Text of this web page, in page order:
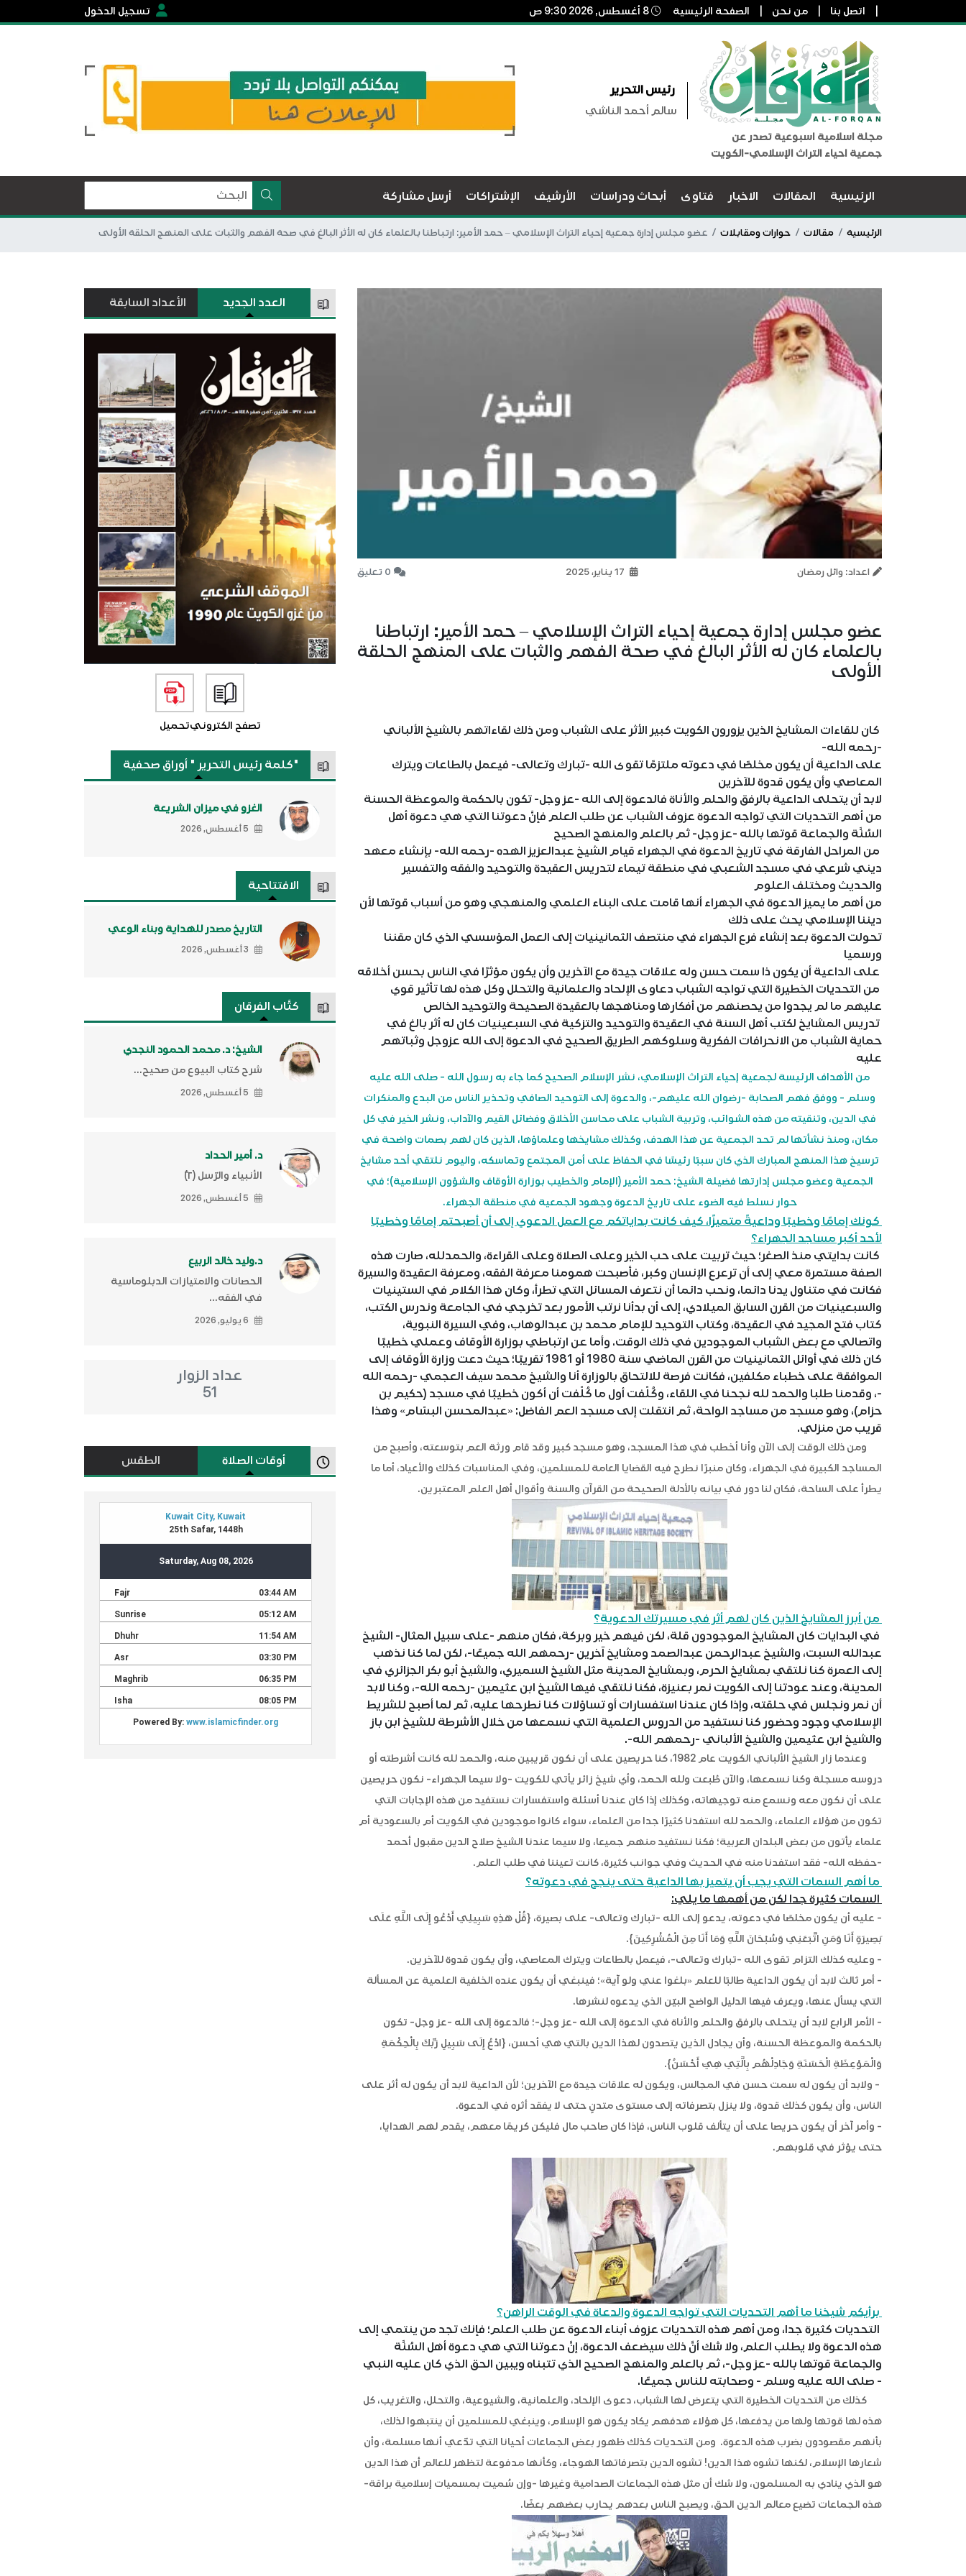
اتصل بنا من نحن الصفحة الرئيسية تسجيل الدخول
مجلة اسلامية اسبوعية تصدر عن
جمعية احياء التراث الإسلامي-الكويت
رئيس التحرير
سالم أحمد الناشي
الرئيسية المقالات الاخبار فتاوى أبحاث ودراسات الأرشيف الإشتراكات أرسل مشاركة
الرئيسية مقالات حوارات ومقابلات عضو مجلس إدارة جمعية إحياء التراث الإسلامي – حمد الأمير: ارتباطنا بالعلماء كان له الأثر البالغ في صحة الفهم والثبات على المنهج الحلقة الأولى
اعداد: وائل رمضان 0 تعليق
عضو مجلس إدارة جمعية إحياء التراث الإسلامي – حمد الأمير: ارتباطنا
بالعلماء كان له الأثر البالغ في صحة الفهم والثبات على المنهج الحلقة
الأولى
كان للقاءات المشايخ الذين يزورون الكويت كبير الأثر على الشباب ومن ذلك لقاءاتهم بالشيخ الألباني
-رحمه الله-
على الداعية أن يكون مخلصًا في دعوته ملتزمًا تقوى الله -تبارك وتعالى- فيعمل بالطاعات ويترك
المعاصي وأن يكون قدوة للآخرين
لابد أن يتحلى الداعية بالرفق والحلم والأناة فالدعوة إلى الله -عز وجل- تكون بالحكمة والموعظة الحسنة
من أهم التحديات التي تواجه الدعوة عزوف الشباب عن طلب العلم فإنَّ دعوتنا التي هي دعوة أهل
السُنَّة والجماعة قوتها بالله -عز وجل- ثم بالعلم والمنهج الصحيح
من المراحل الفارقة في تاريخ الدعوة في الجهراء قيام الشيخ عبدالعزيز الهده -رحمه الله- بإنشاء معهد
ديني شرعي في مسجد الشعبي في منطقة تيماء لتدريس العقيدة والتوحيد والفقه والتفسير
والحديث ومختلف العلوم
من أهم ما يميز الدعوة في الجهراء أنها قامت على البناء العلمي والمنهجي وهو من أسباب قوتها لأن
ديننا الإسلامي يحث على ذلك
تحولت الدعوة بعد إنشاء فرع الجهراء في منتصف الثمانينيات إلى العمل المؤسسي الذي كان مقننا
ورسميا
على الداعية أن يكون ذا سمت حسن وله علاقات جيدة مع الآخرين وأن يكون مؤثرًا في الناس بحسن أخلاقه
من التحديات الخطيرة التي تواجه الشباب دعاوى الإلحاد والعلمانية والتحلل وكل هذه لها تأثير قوي
عليهم ما لم يجدوا من يحصنهم من أفكارها ومناهجها بالعقيدة الصحيحة والتوحيد الخالص
تدريس المشايخ لكتب أهل السنة في العقيدة والتوحيد والتزكية في السبعينيات كان له أثر بالغ في
حماية الشباب من الانحرافات الفكرية وسلوكهم الطريق الصحيح في الدعوة إلى الله عزوجل وثباتهم
عليه
من الأهداف الرئيسة لجمعية إحياء التراث الإسلامي، نشر الإسلام الصحيح كما جاء به رسول الله - صلى الله عليه
وسلم - ووفق فهم الصحابة -رضوان الله عليهم-، والدعوة إلى التوحيد الصافي وتحذير الناس من البدع والمنكرات
في الدين، وتنقيته من هذه الشوائب، وتربية الشباب على محاسن الأخلاق وفضائل القيم والآداب، ونشر الخير في كل
مكان، ومنذ نشأتها لم تحد الجمعية عن هذا الهدف، وكذلك مشايخها وعلماؤها، الذين كان لهم بصمات واضحة في
ترسيخ هذا المنهج المبارك الذي كان سببًا رئيسًا في الحفاظ على أمن المجتمع وتماسكه، واليوم نلتقي أحد مشايخ
الجمعية وعضو مجلس إدارتها فضيلة الشيخ: حمد الأمير (الإمام والخطيب بوزارة الأوقاف والشؤون الإسلامية)؛ في
حوار نسلط فيه الضوء على تاريخ الدعوة وجهود الجمعية في منطقة الجهراء.
كونك إمامًا وخطيبًا وداعيةً متميزًا، كيف كانت بداياتكم مع العمل الدعوي إلى أن أصبحتم إمامًا وخطيبًا
لأحد أكبر مساجد الجهراء؟
كانت بدايتي منذ الصغر؛ حيث تربيت على حب الخير وعلى الصلاة وعلى القراءة، والحمدلله، صارت هذه
الصفة مستمرة معي إلى أن ترعرع الإنسان وكبر، فأصبحت همومنا معرفة الفقه، ومعرفة العقيدة والسيرة
فكانت في متناول يدنا دائما، ونحب دائما أن نتعرف المسائل التي تطرأ، وكان هذا الكلام في الستينيات
والسبعينيات من القرن السابق الميلادي، إلى أن بدأنا نرتب الأمور بعد تخرجي في الجامعة وندرس الكتب،
كتاب فتح المجيد في العقيدة، وكتاب التوحيد للإمام محمد بن عبدالوهاب، وفي السيرة النبوية،
واتصالي مع بعض الشباب الموجودين في ذلك الوقت. وأما عن ارتباطي بوزارة الأوقاف وعملي خطيبًا
كان ذلك في أوائل الثمانينيات من القرن الماضي سنة 1980 أو 1981 تقريبًا؛ حيث دعت وزارة الأوقاف إلى
الموافقة على خطباء مكلفين، فكانت فرصة للالتحاق بالوزارة أنا والشيخ محمد سيف العجمي -رحمه الله
-، وقدمنا طلبا والحمد لله نجحنا في اللقاء، وكُلّفت أول ما كُلّفت أن أكون خطيبًا في مسجد (حكيم بن
حزام)، وهو مسجد من مساجد الواحة، ثم انتقلت إلى مسجد العم الفاضل: «عبدالمحسن البسّام» وهذا
قريب من منزلي.
ومن ذلك الوقت إلى الآن وأنا أخطب في هذا المسجد، وهو مسجد كبير وقد قام ورثة العم بتوسعته، وأصبح من
المساجد الكبيرة في الجهراء، وكان منبرًا نطرح فيه القضايا العامة للمسلمين، وفي المناسبات كذلك والأعياد، أما ما
يطرأ على الساحة، فكان لنا دور في بيانه بالأدلة الصحيحة من القرآن والسنة وأقوال أهل العلم المعتبرين.
من أبرز المشايخ الذين كان لهم أثر في مسيرتك الدعوية؟
في البدايات كان المشايخ الموجودون قلة، لكن فيهم خير وبركة، فكان منهم -على سبيل المثال- الشيخ
عبدالله السبت، والشيخ عبدالرحمن عبدالصمد ومشايخ آخرين -رحمهم الله جميعًا-، لكن لما كنا نذهب
إلى العمرة كنا نلتقي بمشايخ الحرم، وبمشايخ المدينة مثل الشيخ السميري، والشيخ أبو بكر الجزائري في
المدينة، وعند عودتنا إلى الكويت نمر بعنيزة، فكنا نلتقي فيها الشيخ ابن عثيمين -رحمه الله-، وكنا لابد
أن نمر ونجلس في حلقته، وإذا كان عندنا استفسارات أو تساؤلات كنا نطرحها عليه، ثم لما أصبح للشريط
الإسلامي وجود وحضور كنا نستفيد من الدروس العلمية التي نسمعها من خلال الأشرطة للشيخ ابن باز
والشيخ ابن عثيمين والشيخ الألباني -رحمهم الله-.
وعندما زار الشيخ الألباني الكويت عام 1982، كنا حريصين على أن نكون قريبين منه، والحمد لله كانت أشرطته أو
دروسه مسجلة وكنا نسمعها، والآن طُبعت ولله الحمد، وأي شيخ زائر يأتي للكويت -ولا سيما الجهراء- نكون حريصين
على أن نكون معه ونسمع منه توجيهاته، وكذلك إذا كان عندنا أسئلة واستفسارات نستفيد من هذه الإجابات التي
تكون من هؤلاء العلماء، والحمد لله استفدنا كثيرًا جدا من العلماء، سواء كانوا موجودين في الكويت أم بالسعودية أم
علماء يأتون من بعض البلدان العربية؛ فكنا نستفيد منهم جميعا، ولا سيما عندنا الشيخ صلاح الدين مقبول أحمد
-حفظه الله- فقد استفدنا منه في الحديث وفي جوانب كثيرة، كانت تعيننا في طلب العلم.
ما أهم السمات التي يجب أن يتميز بها الداعية حتى ينجح في دعوته؟
السمات كثيرة جدا لكن من أهمها ما يلي:
- عليه أن يكون مخلصًا في دعوته، يدعو إلى الله -تبارك وتعالى- على بصيرة، {قُلْ هَذِهِ سَبِيلِي أَدْعُو إِلَى اللَّهِ عَلَى
بَصِيرَةٍ أَنَا وَمَنِ اتَّبَعَنِي وَسُبْحَانَ اللَّهِ وَمَا أَنَا مِنَ الْمُشْرِكِينَ}.
- وعليه كذلك التزام تقوى الله -تبارك وتعالى-، فيعمل بالطاعات ويترك المعاصي، وأن يكون قدوة للآخرين.
- أمر ثالث لابد أن يكون الداعية طالبًا للعلم «بلغوا عني ولو آية»؛ فينبغي أن يكون عنده الخلفية العلمية عن المسألة
التي يسأل عنها، ويعرف فيها الدليل الواضح البيّن الذي يدعوه لنشرها.
- الأمر الرابع لابد أن يتحلى بالرفق والحلم والأناة في الدعوة إلى الله -عز وجل-؛ فالدعوة إلى الله -عز وجل- تكون
بالحكمة والموعظة الحسنة، وأن يجادل الذين يتصدون لهذا الدين بالتي هي أحسن، {ادْعُ إِلَى سَبِيلِ رَبِّكَ بِالْحِكْمَةِ
وَالْمَوْعِظَةِ الْحَسَنَةِ وَجَادِلْهُم بِالَّتِي هِيَ أَحْسَنُ}.
- ولابد أن يكون له سمت حسن في المجالس، ويكون له علاقات جيدة مع الآخرين؛ لأن الداعية لابد أن يكون له أثر على
الناس، وأن يكون كذلك قدوة، ولا ينزل بتصرفاته إلى مستوى متدنٍ حتى لا يفقد أثره في الدعوة.
- وأمر آخر أن يكون حريصا على أن يتألف قلوب الناس، فإذا كان صاحب مال فليكن كريمًا معهم، يقدم لهم الهدايا،
حتى يؤثر في قلوبهم.
برأيكم شيخنا ما أهم التحديات التي تواجه الدعوة والدعاة في الوقت الراهن؟
التحديات كثيرة جدا، ومن أهم هذه التحديات عزوف أبناء الدعوة عن طلب العلم؛ فإنك تجد من ينتمي إلى
هذه الدعوة ولا يطلب العلم، ولا شك أنَّ ذلك سيضعف الدعوة، إنَّ دعوتنا التي هي دعوة أهل السُنَّة
والجماعة قوتها بالله -عز وجل-، ثم بالعلم والمنهج الصحيح الذي تتبناه ويبين الحق الذي كان عليه النبي
- صلى الله عليه وسلم - وصحابته للناس جميعًا.
كذلك من التحديات الخطيرة التي يتعرض لها الشباب، دعوى الإلحاد، والعلمانية، والشيوعية، والتحلل، والتغريب، كل
هذه لها قوتها ولها من يدفعها، كل هؤلاء هدفهم يكاد يكون هو الإسلام، وينبغي للمسلمين أن ينتبهوا لذلك،
بأنهم مقصودون بضرب هذه الدعوة. ومن التحديات كذلك ظهور بعض الجماعات أحيانا التي تدّعي أنها مسلمة، وأن
شعارها الإسلام، لكنها تشوه هذا الدين! تشوه الدين بتصرفاتها الهوجاء، وكأنها مدفوعة لتظهر للعالم أن هذا الدين
هو الذي ينادي به المسلمون، ولا شك أن مثل هذه الجماعات الصدامية وغيرها -وإن سُميت بمسميات إسلامية براقة-
هذه الجماعات تضيع معالم الدين الحق، ويصبح الناس بعدهم يحارب بعضهم بعضًا.
العدد الجديد الأعداد السابقة
تصفح الكترونيتحميل
"كلمة رئيس التحرير " أوراق صحفية
الغزو في ميزان الشريعة
5 أغسطس, 2026
الافتتاحية
التاريخ مصدر للهداية وبناء الوعي
3 أغسطس, 2026
كتَّاب الفرقان
الشيخ: د. محمد الحمود النجدي
شرح كتاب البيوع من صحيح...
5 أغسطس, 2026
د. أمير الحداد
الأنبياء والرّسل (٢)ّ
5 أغسطس, 2026
د.وليد خالد الربيع
الحصانات والامتيازات الدبلوماسية
في الفقه...
6 يوليو, 2026
عداد الزوار
51
أوقات الصلاة الطقس